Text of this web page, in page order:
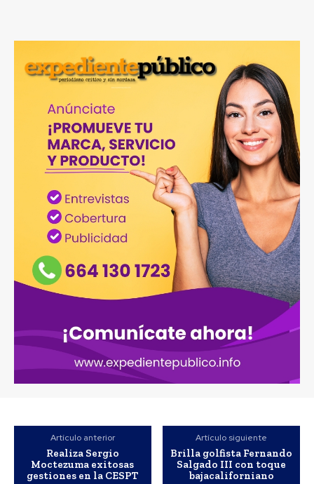
Artículo anterior
Realiza Sergio
Moctezuma exitosas
gestiones en la CESPT
Artículo siguiente
Brilla golfista Fernando
Salgado III con toque
bajacaliforniano